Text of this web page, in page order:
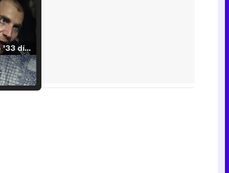
Tráiler de '33 días', la nueva serie de Atresplayer con Julián Villagrán y José Manuel Poga